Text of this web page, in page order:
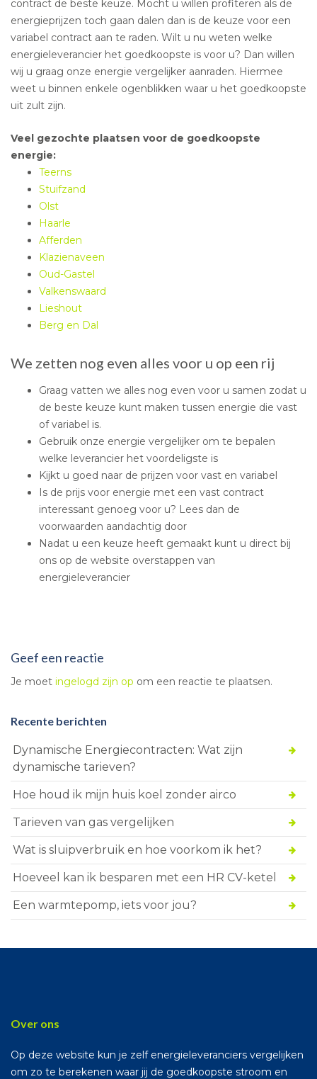
contract de beste keuze. Mocht u willen profiteren als de
energieprijzen toch gaan dalen dan is de keuze voor een
variabel contract aan te raden. Wilt u nu weten welke
energieleverancier het goedkoopste is voor u? Dan willen
wij u graag onze energie vergelijker aanraden. Hiermee
weet u binnen enkele ogenblikken waar u het goedkoopste
uit zult zijn.
Veel gezochte plaatsen voor de goedkoopste
energie:
Teerns
Stuifzand
Olst
Haarle
Afferden
Klazienaveen
Oud-Gastel
Valkenswaard
Lieshout
Berg en Dal
We zetten nog even alles voor u op een rij
Graag vatten we alles nog even voor u samen zodat u
de beste keuze kunt maken tussen energie die vast
of variabel is.
Gebruik onze energie vergelijker om te bepalen
welke leverancier het voordeligste is
Kijkt u goed naar de prijzen voor vast en variabel
Is de prijs voor energie met een vast contract
interessant genoeg voor u? Lees dan de
voorwaarden aandachtig door
Nadat u een keuze heeft gemaakt kunt u direct bij
ons op de website overstappen van
energieleverancier
Geef een reactie
Je moet ingelogd zijn op om een reactie te plaatsen.
Recente berichten
Dynamische Energiecontracten: Wat zijn
dynamische tarieven?
Hoe houd ik mijn huis koel zonder airco
Tarieven van gas vergelijken
Wat is sluipverbruik en hoe voorkom ik het?
Hoeveel kan ik besparen met een HR CV-ketel
Een warmtepomp, iets voor jou?
Over ons
Op deze website kun je zelf energieleveranciers vergelijken
om zo te berekenen waar jij de goedkoopste stroom en